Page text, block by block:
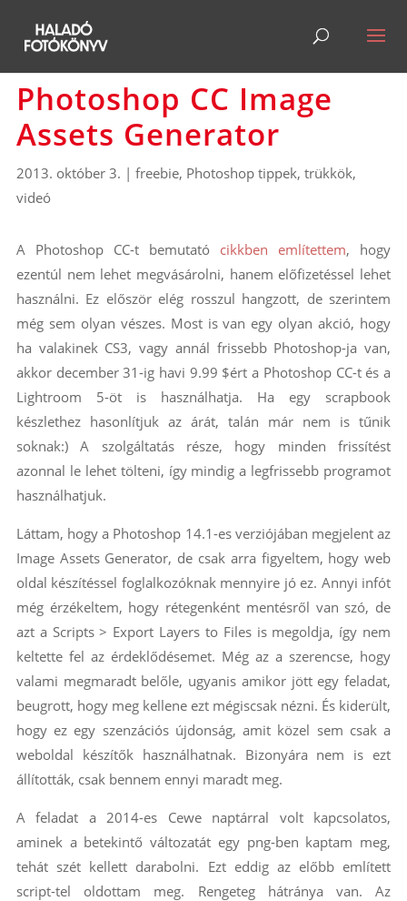
Photoshop CC Image
Assets Generator
2013. október 3. | freebie, Photoshop tippek, trükkök,
videó
A Photoshop CC-t bemutató cikkben említettem, hogy
ezentúl nem lehet megvásárolni, hanem előfizetéssel lehet
használni. Ez először elég rosszul hangzott, de szerintem
még sem olyan vészes. Most is van egy olyan akció, hogy
ha valakinek CS3, vagy annál frissebb Photoshop-ja van,
akkor december 31-ig havi 9.99 $ért a Photoshop CC-t és a
Lightroom 5-öt is használhatja. Ha egy scrapbook
készlethez hasonlítjuk az árát, talán már nem is tűnik
soknak:) A szolgáltatás része, hogy minden frissítést
azonnal le lehet tölteni, így mindig a legfrissebb programot
használhatjuk.
Láttam, hogy a Photoshop 14.1-es verziójában megjelent az
Image Assets Generator, de csak arra figyeltem, hogy web
oldal készítéssel foglalkozóknak mennyire jó ez. Annyi infót
még érzékeltem, hogy rétegenként mentésről van szó, de
azt a Scripts > Export Layers to Files is megoldja, így nem
keltette fel az érdeklődésemet. Még az a szerencse, hogy
valami megmaradt belőle, ugyanis amikor jött egy feladat,
beugrott, hogy meg kellene ezt mégiscsak nézni. És kiderült,
hogy ez egy szenzációs újdonság, amit közel sem csak a
weboldal készítők használhatnak. Bizonyára nem is ezt
állították, csak bennem ennyi maradt meg.
A feladat a 2014-es Cewe naptárral volt kapcsolatos,
aminek a betekintő változatát egy png-ben kaptam meg,
tehát szét kellett darabolni. Ezt eddig az előbb említett
script-tel oldottam meg. Rengeteg hátránya van. Az